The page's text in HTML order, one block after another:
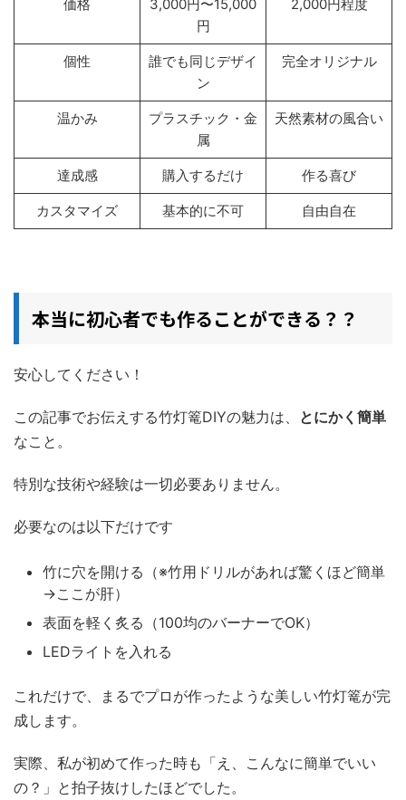
価格
3,000円〜15,000
円
2,000円程度
個性
誰でも同じデザイ
ン
完全オリジナル
温かみ
プラスチック・金
属
天然素材の風合い
達成感 購入するだけ 作る喜び
カスタマイズ 基本的に不可 自由自在
本当に初心者でも作ることができる？？
安心してください！
この記事でお伝えする竹灯篭DIYの魅力は、 とにかく簡単
なこと。
特別な技術や経験は一切必要ありません。
必要なのは以下だけです
竹に穴を開ける（※竹用ドリルがあれば驚くほど簡単
→ここが肝）
表面を軽く炙る（100均のバーナーでOK）
LEDライトを入れる
これだけで、まるでプロが作ったような美しい竹灯篭が完
成します。
実際、私が初めて作った時も「え、こんなに簡単でいい
の？」と拍子抜けしたほどでした。